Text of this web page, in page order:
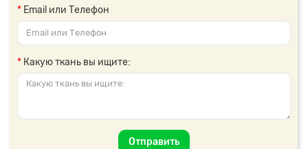
Email или Телефон
Какую ткань вы ищите:
Отправить